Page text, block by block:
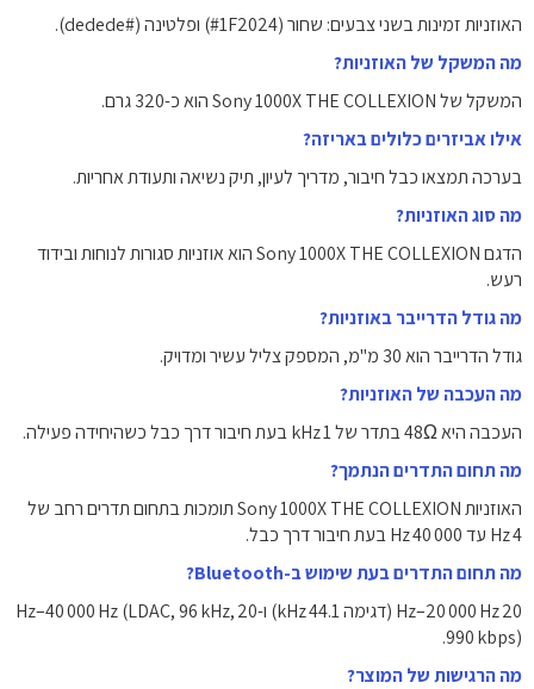
האוזניות זמינות בשני צבעים: שחור (#1F2024) ופלטינה (#dedede).
מה המשקל של האוזניות?
המשקל של Sony 1000X THE COLLEXION הוא כ-320 גרם.
אילו אביזרים כלולים באריזה?
בערכה תמצאו כבל חיבור, מדריך לעיון, תיק נשיאה ותעודת אחריות.
מה סוג האוזניות?
הדגם Sony 1000X THE COLLEXION הוא אוזניות סגורות לנוחות ובידוד
רעש.
מה גודל הדרייבר באוזניות?
גודל הדרייבר הוא 30 מ"מ, המספק צליל עשיר ומדויק.
מה העכבה של האוזניות?
העכבה היא 48Ω בתדר של 1 kHz בעת חיבור דרך כבל כשהיחידה פעילה.
מה תחום התדרים הנתמך?
האוזניות Sony 1000X THE COLLEXION תומכות בתחום תדרים רחב של
4 Hz עד 40 000 Hz בעת חיבור דרך כבל.
מה תחום התדרים בעת שימוש ב-Bluetooth?
20 Hz–20 000 Hz (דגימה 44.1 kHz) ו-20 Hz–40 000 Hz (LDAC, 96 kHz,
990 kbps).
מה הרגישות של המוצר?